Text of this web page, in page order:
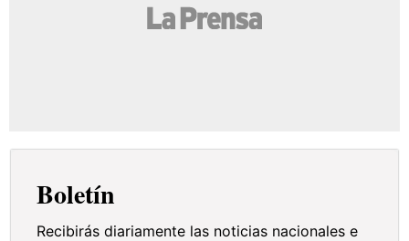
Boletín
Recibirás diariamente las noticias nacionales e